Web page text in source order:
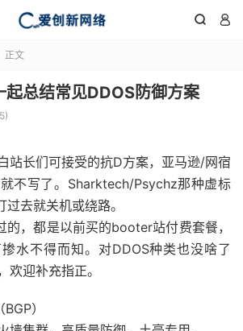
 
正文
起总结常见DDOS防御方案
站长们可接受的抗D方案，亚马逊/网宿
不写了。Sharktech/Psychz那种虚标
去就关机或绕路。
的，都是以前买的booter站付费套餐，
水不得而知。对DDOS种类也没啥了
欢迎补充指正。
）